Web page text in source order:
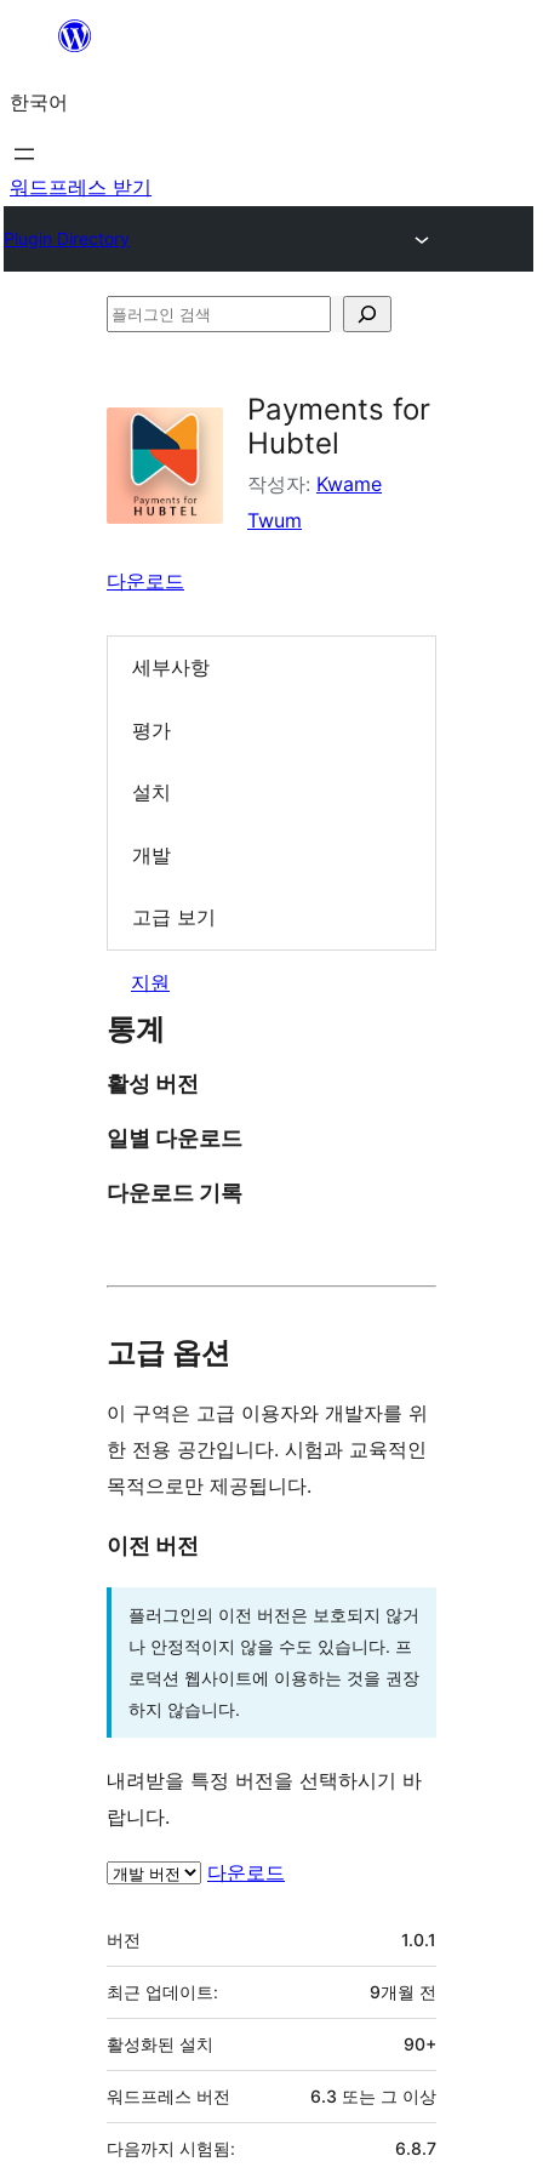
츠
로
바
가
한국어
워드프레스 받기
Plugin Directory
플
Payments for
Hubtel
작성자: Kwame
Twum
다운로드
세부사항
평가
설치
개발
고급 보기
지원
통계
활성 버전
일별 다운로드
다운로드 기록
고급 옵션
이 구역은 고급 이용자와 개발자를 위
한 전용 공간입니다. 시험과 교육적인
목적으로만 제공됩니다.
이전 버전
플러그인의 이전 버전은 보호되지 않거
나 안정적이지 않을 수도 있습니다. 프
로덕션 웹사이트에 이용하는 것을 권장
하지 않습니다.
내려받을 특정 버전을 선택하시기 바
랍니다.
다운로드
기
초
버전 1.0.1
최근 업데이트: 9개월 전
활성화된 설치 90+
워드프레스 버전 6.3 또는 그 이상
다음까지 시험됨: 6.8.7